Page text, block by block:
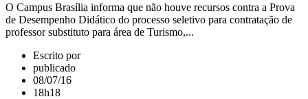
O Campus Brasília informa que não houve recursos contra a Prova
de Desempenho Didático do processo seletivo para contratação de
professor substituto para área de Turismo,...
Escrito por
publicado
08/07/16
18h18